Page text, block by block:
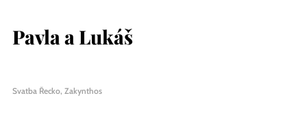
Pavla a Lukáš
Svatba Řecko, Zakynthos